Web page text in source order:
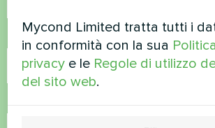
Numero di telefono
Mycond Limited tratta tutti i
in conformità con la sua
privacy e le Regole di utilizzo
del sito web.